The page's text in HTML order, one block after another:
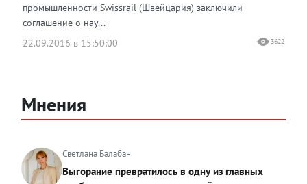
промышленности Swissrail (Швейцария) заключили
соглашение о нау...
22.09.2016 в 15:50:00
3622
Мнения
Светлана Балабан
Выгорание превратилось в одну из главных